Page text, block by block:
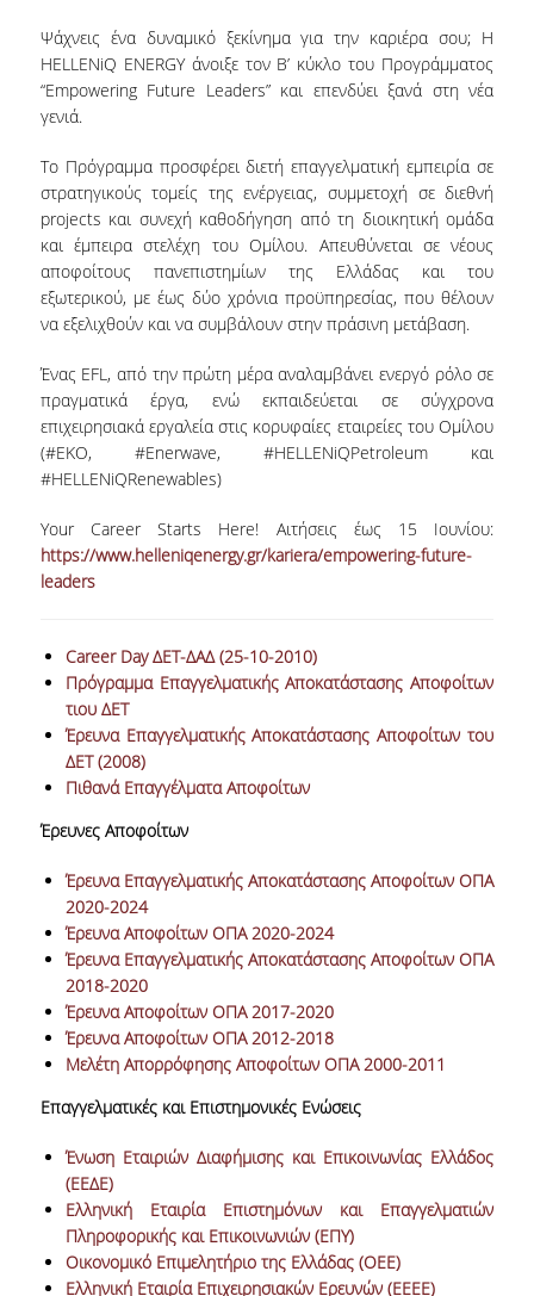
ΕΠΑΓΓΕΛΜΑΤΙΚΕΣ ΠΡΟΟΠΤΙΚΕΣ
ΓΙΑ ΜΑΘΗΤΕΣ ΛΥΚΕΙΟΥ
ΚΡΙΤΗΡΙΑ ΚΑΙ ΔΙΑΔΙΚΑΣΙΑ ΕΠΙΛΟΓΗΣ
ΕΡΓΑΣΤΗΡΙΑΚΗ ΥΠΟΔΟΜΗ
NEWSLETTERS
TESTIMONIALS
ΒΡΑΒΕΙΑ ΕΞΑΙΡΕΤΙΚΗΣ ΕΠΙΔΟΣΗΣ ΣΤΗ
ΔΙΔΑΣΚΑΛΙΑ
ΑΝΘΡΩΠΙΝΟ ΔΥΝΑΜΙΚΟ
ΜΕΛΗ ΔΕΠ
ΕΠΙΣΚΕΠΤΕΣ ΚΑΘΗΓΗΤΕΣ
ΜΕΛΗ Ε.ΔΙ.Π.
ΜΕΛΗ Ε.Τ.Ε.Π.
ΔΙΟΙΚΗΤΙΚΟ ΠΡΟΣΩΠΙΚΟ
ΜΕΤΑΔΙΔΑΚΤΟΡΙΚΟΙ ΕΡΕΥΝΗΤΕΣ
ΜΗΤΡΩΟ ΜΕΛΩΝ ΤΜΗΜΑΤΟΣ
ΠΡΟΠΤΥΧΙΑΚΕΣ ΣΠΟΥΔΕΣ
ΠΡΟΓΡΑΜΜΑ ΣΠΟΥΔΩΝ
ΟΔΗΓΟΣ ΚΑΙ ΚΑΤΕΥΘΥΝΣΕΙΣ ΣΠΟΥΔΩΝ
ΑΛΛΑ ΤΜΗΜΑΤΑ
ΒΡΑΒΕΙΑ ΕΡΓΑΣΙΩΝ
ΠΡΑΚΤΙΚΗ ΑΣΚΗΣΗ ΚΑΙ ΠΤΥΧΙΑΚΗ ΕΡΓΑΣΙΑ
Ψάχνεις ένα δυναμικό ξεκίνημα για την καριέρα σου; Η
HELLENiQ ENERGΥ άνοιξε τον Β’ κύκλο του Προγράμματος
“Empowering Future Leaders” και επενδύει ξανά στη νέα
γενιά.
Το Πρόγραμμα προσφέρει διετή επαγγελματική εμπειρία σε
στρατηγικούς τομείς της ενέργειας, συμμετοχή σε διεθνή
projects και συνεχή καθοδήγηση από τη διοικητική ομάδα
και έμπειρα στελέχη του Ομίλου. Απευθύνεται σε νέους
αποφοίτους πανεπιστημίων της Ελλάδας και του
εξωτερικού, με έως δύο χρόνια προϋπηρεσίας, που θέλουν
να εξελιχθούν και να συμβάλουν στην πράσινη μετάβαση.
Ένας EFL, από την πρώτη μέρα αναλαμβάνει ενεργό ρόλο σε
πραγματικά έργα, ενώ εκπαιδεύεται σε σύγχρονα
επιχειρησιακά εργαλεία στις κορυφαίες εταιρείες του Ομίλου
(#EKO, #Enerwave, #HELLENiQPetroleum και
#HELLENiQRenewables)
Your Career Starts Here! Αιτήσεις έως 15 Ιουνίου:
https://www.helleniqenergy.gr/kariera/empowering-future-
leaders
Career Day ΔΕΤ-ΔΑΔ (25-10-2010)
Πρόγραμμα Επαγγελματικής Αποκατάστασης Αποφοίτων
τιου ΔΕΤ
Έρευνα Επαγγελματικής Αποκατάστασης Αποφοίτων του
ΔΕT (2008)
Πιθανά Επαγγέλματα Αποφοίτων
Έρευνες Αποφοίτων
Έρευνα Επαγγελματικής Αποκατάστασης Αποφοίτων ΟΠΑ
2020-2024
Έρευνα Αποφοίτων ΟΠΑ 2020-2024
Έρευνα Επαγγελματικής Αποκατάστασης Αποφοίτων ΟΠΑ
2018-2020
Έρευνα Αποφοίτων ΟΠΑ 2017-2020
Έρευνα Αποφοίτων ΟΠΑ 2012-2018
Μελέτη Απορρόφησης Αποφοίτων ΟΠΑ 2000-2011
Επαγγελματικές και Επιστημονικές Ενώσεις
Ένωση Εταιριών Διαφήμισης και Επικοινωνίας Ελλάδος
(ΕΕΔΕ)
Ελληνική Εταιρία Επιστημόνων και Επαγγελματιών
Πληροφορικής και Επικοινωνιών (ΕΠΥ)
Οικονομικό Επιμελητήριο της Ελλάδας (ΟΕΕ)
Ελληνική Εταιρία Επιχειρησιακών Ερευνών (EEEE)